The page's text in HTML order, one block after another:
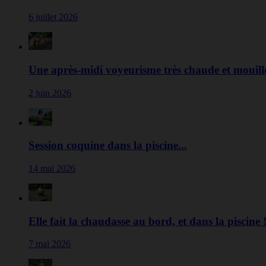
6 juillet 2026
Une après-midi voyeurisme très chaude et
2 juin 2026
Session coquine dans la piscine...
14 mai 2026
Elle fait la chaudasse au bord, et dans la piscine !
7 mai 2026